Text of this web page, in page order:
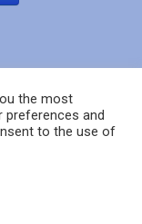
the most
preferences and
to the use of